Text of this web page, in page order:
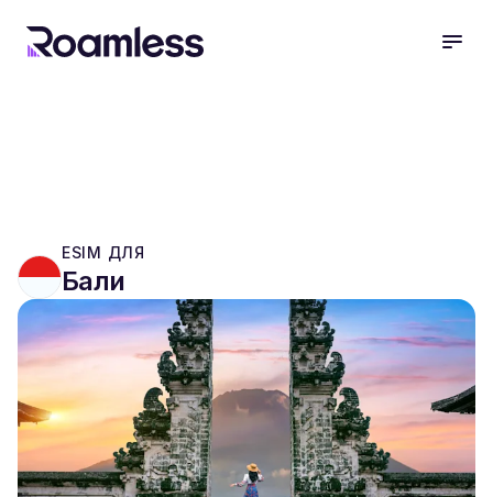
ESIM ДЛЯ
Бали